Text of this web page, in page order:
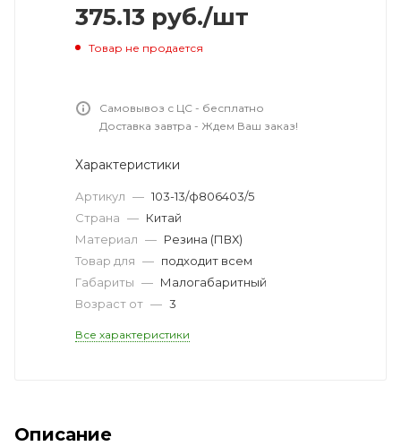
375.13 руб./шт
Товар не продается
Самовывоз с ЦС - бесплатно
Доставка завтра - Ждем Ваш заказ!
Характеристики
Артикул — 103-13/ф806403/5
Страна — Китай
Материал — Резина (ПВХ)
Товар для — подходит всем
Габариты — Малогабаритный
Возраст от — 3
Все характеристики
Описание